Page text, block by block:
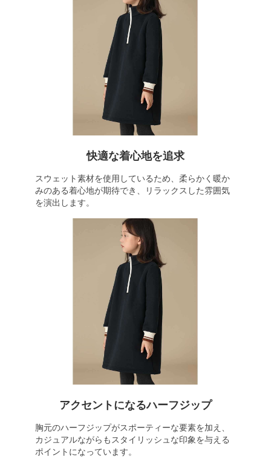
快適な着心地を追求
スウェット素材を使用しているため、柔らかく暖か
みのある着心地が期待でき、リラックスした雰囲気
を演出します。
アクセントになるハーフジップ
胸元のハーフジップがスポーティーな要素を加え、
カジュアルながらもスタイリッシュな印象を与える
ポイントになっています。